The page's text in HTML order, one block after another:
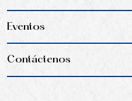
Eventos
Contáctenos